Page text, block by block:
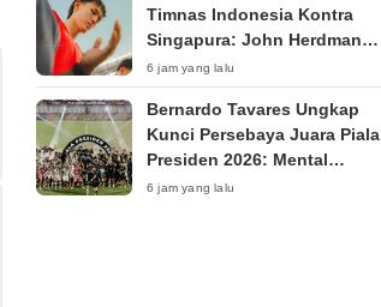
Timnas Indonesia Kontra
Singapura: John Herdman
Siapkan Kejutan di Laga
Penentu?
6 jam yang lalu
Bernardo Tavares Ungkap
Kunci Persebaya Juara Piala
Presiden 2026: Mental
Pemain Tetap Tenang
6 jam yang lalu